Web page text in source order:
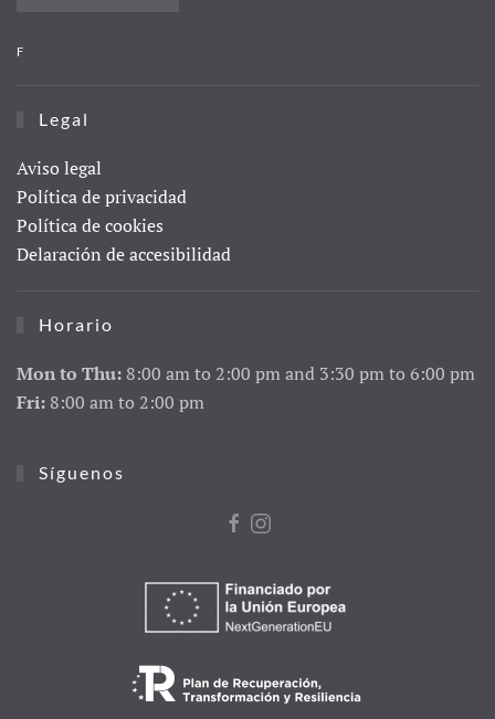
F
Legal
Aviso legal
Política de privacidad
Política de cookies
Delaración de accesibilidad
Horario
Mon to Thu: 8:00 am to 2:00 pm and 3:30 pm to 6:00 pm
Fri: 8:00 am to 2:00 pm
Síguenos